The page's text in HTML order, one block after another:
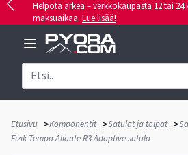
Helpota arkea – verkkokaupasta 12 tai
maksuaikaa. Lue lisää!
Etusivu >Komponentit >Satulat ja tolpat >
Fizik Tempo Aliante R3 Adaptive satula